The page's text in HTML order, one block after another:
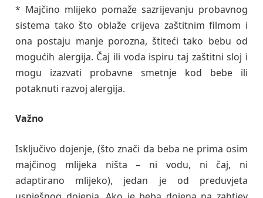
* Majčino mlijeko pomaže sazrijevanju probavnog
sistema tako što oblaže crijeva zaštitnim filmom i
ona postaju manje porozna, štiteći tako bebu od
mogućih alergija. Čaj ili voda ispiru taj zaštitni sloj i
mogu izazvati probavne smetnje kod bebe ili
potaknuti razvoj alergija.
Važno
Isključivo dojenje, (što znači da beba ne prima osim
majčinog mlijeka ništa – ni vodu, ni čaj, ni
adaptirano mlijeko), jedan je od preduvjeta